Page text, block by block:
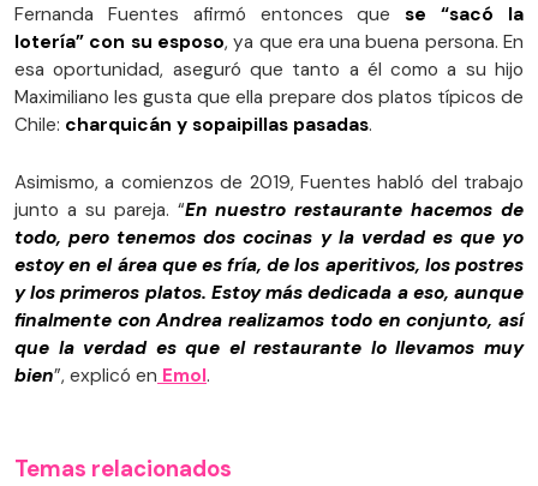
Fernanda Fuentes afirmó entonces quese “sacó la
lotería” con su esposo, ya que era una buena persona. En
esa oportunidad, aseguró que tanto a él como a su hijo
Maximiliano les gusta que ella prepare dos platos típicos de
Chile: charquicán y sopaipillas pasadas.
Asimismo, a comienzos de 2019, Fuentes habló del trabajo
junto a su pareja. “En nuestro restaurante hacemos de
todo, pero tenemos dos cocinas y la verdad es que yo
estoy en el área que es fría, de los aperitivos, los postres
y los primeros platos. Estoy más dedicada a eso, aunque
finalmente con Andrea realizamos todo en conjunto, así
que la verdad es que el restaurante lo llevamos muy
bien”, explicó en Emol.
Temas relacionados